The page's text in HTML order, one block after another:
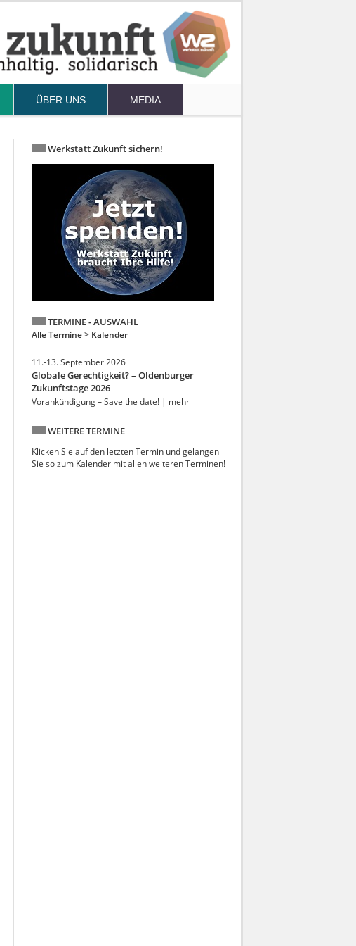
ÜBER UNS MEDIA
Werkstatt Zukunft sichern!
TERMINE - AUSWAHL
Alle Termine > Kalender
11.-13. September 2026
Globale Gerechtigkeit? – Oldenburger
Zukunftstage 2026
Vorankündigung – Save the date! | mehr
WEITERE TERMINE
Klicken Sie auf den letzten Termin und gelangen
Sie so zum Kalender mit allen weiteren Terminen!